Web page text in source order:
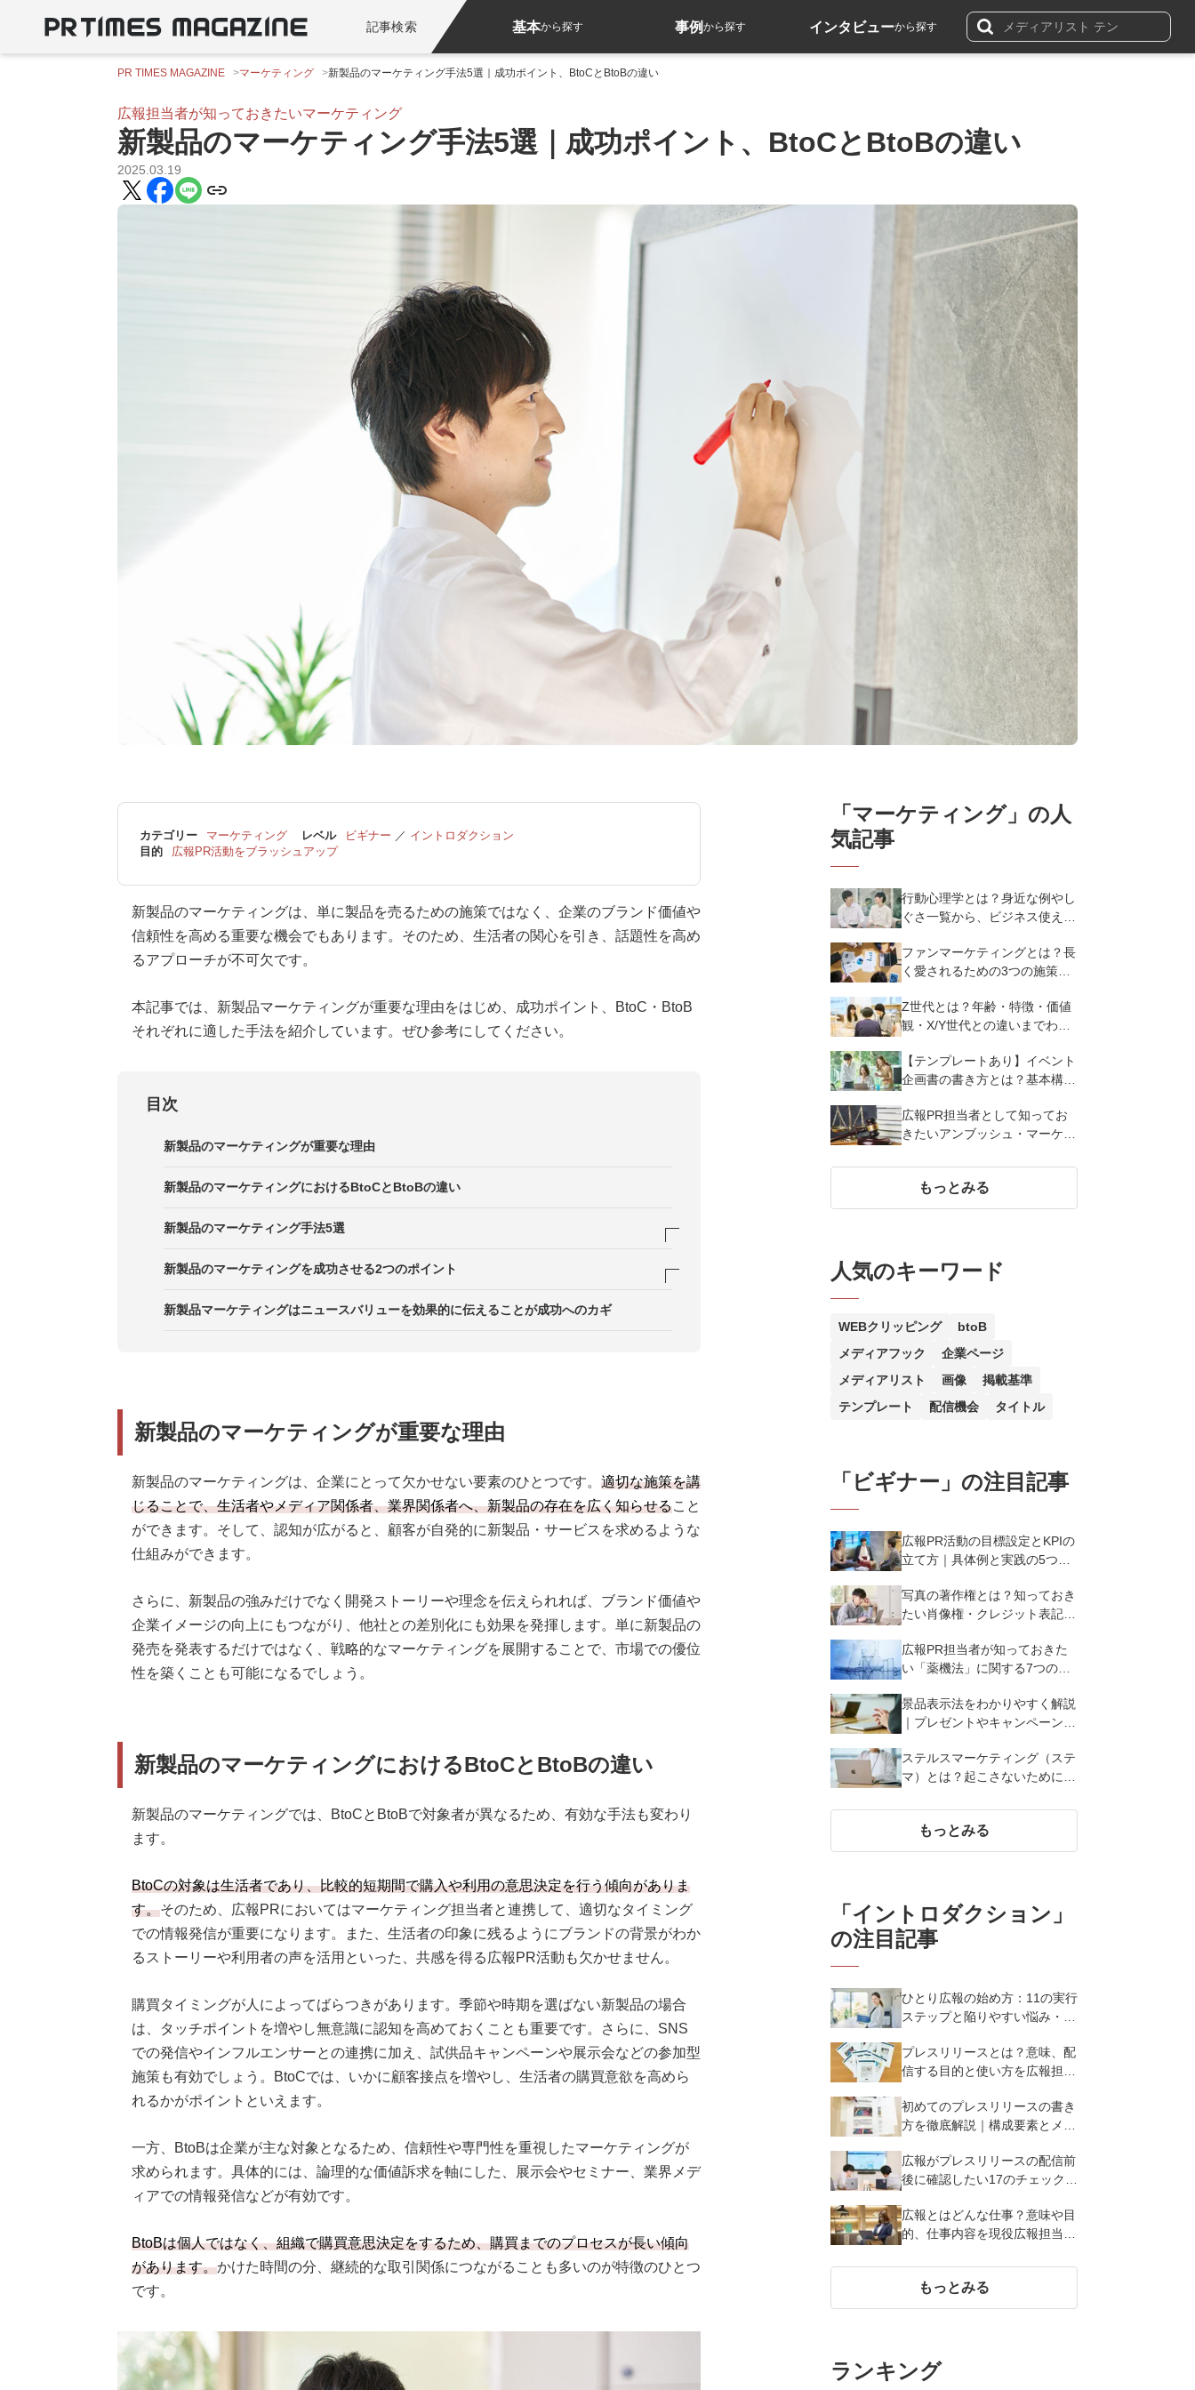
記事検索 基本から探す 事例から探す インタビューから探す
PR TIMES MAGAZINE マーケティング 新製品のマーケティング手法5選｜成功ポイント、BtoCとBtoBの違い
広報担当者が知っておきたいマーケティング
新製品のマーケティング手法5選｜成功ポイント、BtoCとBtoBの違い
2025.03.19
カテゴリー マーケティング レベル ビギナー ／ イントロダクション
目的
広報PR活動をブラッシュアップ
新製品のマーケティングは、単に製品を売るための施策ではなく、企業のブランド価値や
信頼性を高める重要な機会でもあります。そのため、生活者の関心を引き、話題性を高め
るアプローチが不可欠です。
本記事では、新製品マーケティングが重要な理由をはじめ、成功ポイント、BtoC・BtoB
それぞれに適した手法を紹介しています。ぜひ参考にしてください。
目次
新製品のマーケティングが重要な理由
新製品のマーケティングにおけるBtoCとBtoBの違い
新製品のマーケティング手法5選
手法1．プレスリリースを配信する
手法2．SNSを活用する
手法5．キャンペーン施策を実施する
新製品のマーケティングを成功させる2つのポイント
ポイント1．ニュースバリューやメディアフックを活かした効果的なプレスリリース
新製品マーケティングはニュースバリューを効果的に伝えることが成功へのカギ
新製品のマーケティングが重要な理由
新製品のマーケティングは、企業にとって欠かせない要素のひとつです。 適切な施策を講
じることで、生活者やメディア関係者、業界関係者へ、新製品の存在を広く知らせること
ができます。そして、認知が広がると、顧客が自発的に新製品・サービスを求めるような
仕組みができます。
さらに、新製品の強みだけでなく開発ストーリーや理念を伝えられれば、ブランド価値や
企業イメージの向上にもつながり、他社との差別化にも効果を発揮します。単に新製品の
発売を発表するだけではなく、戦略的なマーケティングを展開することで、市場での優位
性を築くことも可能になるでしょう。
新製品のマーケティングにおけるBtoCとBtoBの違い
新製品のマーケティングでは、BtoCとBtoBで対象者が異なるため、有効な手法も変わり
ます。
BtoCの対象は生活者であり、比較的短期間で購入や利用の意思決定を行う傾向がありま
す。そのため、広報PRにおいてはマーケティング担当者と連携して、適切なタイミング
での情報発信が重要になります。また、生活者の印象に残るようにブランドの背景がわか
るストーリーや利用者の声を活用といった、共感を得る広報PR活動も欠かせません。
購買タイミングが人によってばらつきがあります。季節や時期を選ばない新製品の場合
は、タッチポイントを増やし無意識に認知を高めておくことも重要です。さらに、SNS
での発信やインフルエンサーとの連携に加え、試供品キャンペーンや展示会などの参加型
施策も有効でしょう。BtoCでは、いかに顧客接点を増やし、生活者の購買意欲を高めら
れるかがポイントといえます。
一方、BtoBは企業が主な対象となるため、信頼性や専門性を重視したマーケティングが
求められます。具体的には、論理的な価値訴求を軸にした、展示会やセミナー、業界メデ
ィアでの情報発信などが有効です。
BtoBは個人ではなく、組織で購買意思決定をするため、購買までのプロセスが長い傾向
があります。かけた時間の分、継続的な取引関係につながることも多いのが特徴のひとつ
です。
「マーケティング」の人
気記事
行動心理学とは？身近な例やし
ぐさ一覧から、ビジネス使える
ファンマーケティングとは？長
く愛されるための3つの施策と
Z世代とは？年齢・特徴・価値
観・X/Y世代との違いまでわか
【テンプレートあり】イベント
企画書の書き方とは？基本構成
解説
広報PR担当者として知ってお
きたいアンブッシュ・マーケテ
もっとみる
人気のキーワード
WEBクリッピング
btoB
メディアフック
企業ページ
メディアリスト
画像
掲載基準
テンプレート
配信機会 タイトル
「ビギナー 」の注目記事
広報PR活動の目標設定とKPIの
立て方｜具体例と実践の5つの
写真の著作権とは？知っておき
たい肖像権・クレジット表記
利を解説
広報PR担当者が知っておきた
い「薬機法」に関する7つのこ
景品表示法をわかりやすく解説
｜プレゼントやキャンペーン実
おくべき7つのポイント【事例
あり】
ステルスマーケティング（ステ
マ）とは？起こさないために広
知識
もっとみる
「イントロダクション 」
の注目記事
ひとり広報の始め方：11の実行
ステップと陥りやすい悩み・解
プレスリリースとは？意味、配
信する目的と使い方を広報担当
初めてのプレスリリースの書き
方を徹底解説｜構成要素とメデ
ト
広報がプレスリリースの配信前
後に確認したい17のチェックポ
広報とはどんな仕事？意味や目
的、仕事内容を現役広報担当者
もっとみる
ランキング